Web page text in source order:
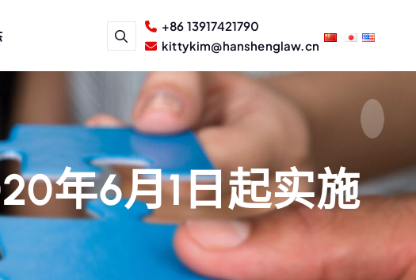
+86 13917421790
kittykim@hanshenglaw.cn
年6月1日起实施